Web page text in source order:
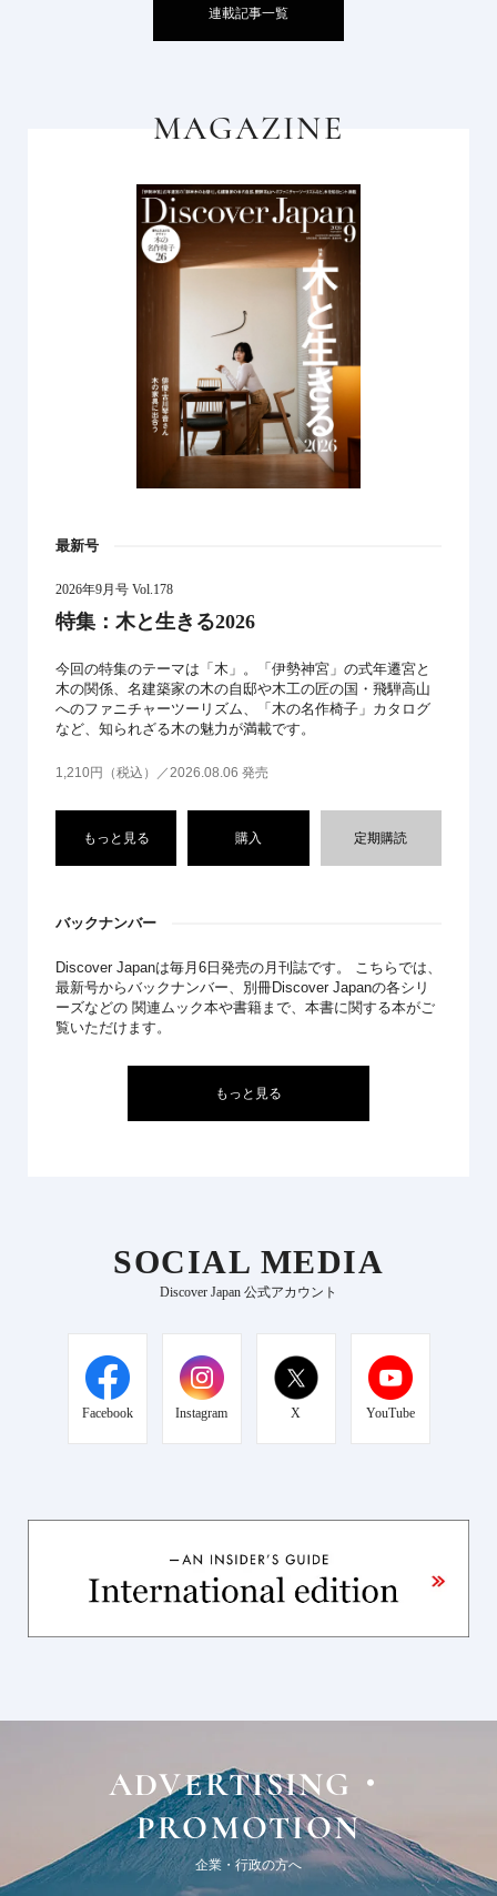
連載記事一覧
MAGAZINE
最新号
2026年9月号 Vol.178
特集：木と生きる2026
今回の特集のテーマは「木」。「伊勢神宮」の式年遷宮と
木の関係、名建築家の木の自邸や木工の匠の国・飛騨高山
へのファニチャーツーリズム、「木の名作椅子」カタログ
など、知られざる木の魅力が満載です。
1,210円（税込）／2026.08.06 発売
もっと見る 購入 定期購読
バックナンバー
Discover Japanは毎月6日発売の月刊誌です。 こちらでは、
最新号からバックナンバー、別冊Discover Japanの各シリ
ーズなどの 関連ムック本や書籍まで、本書に関する本がご
覧いただけます。
もっと見る
SOCIAL MEDIA
Discover Japan 公式アカウント
Facebook Instagram X YouTube
ADVERTISING・
PROMOTION
企業・行政の方へ